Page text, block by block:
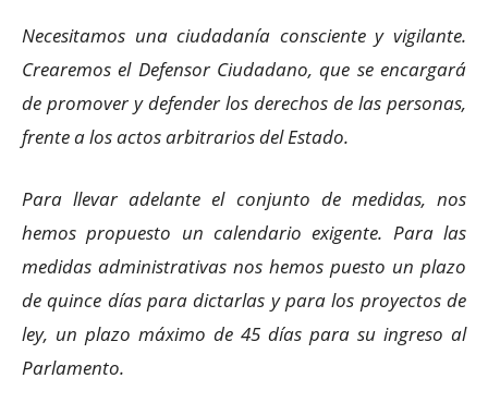
Necesitamos una ciudadanía consciente y vigilante.
Crearemos el Defensor Ciudadano, que se encargará
de promover y defender los derechos de las personas,
frente a los actos arbitrarios del Estado.
Para llevar adelante el conjunto de medidas, nos
hemos propuesto un calendario exigente. Para las
medidas administrativas nos hemos puesto un plazo
de quince días para dictarlas y para los proyectos de
ley, un plazo máximo de 45 días para su ingreso al
Parlamento.